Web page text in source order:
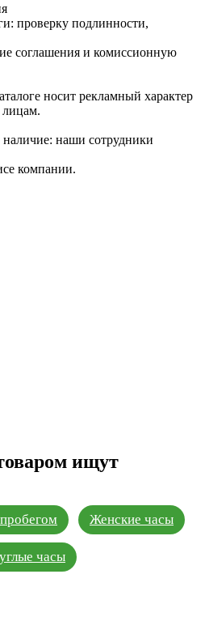
проверку подлинности,
соглашения и комиссионную
носит рекламный характер
наши сотрудники
компании.
ищут
Женские часы
часы